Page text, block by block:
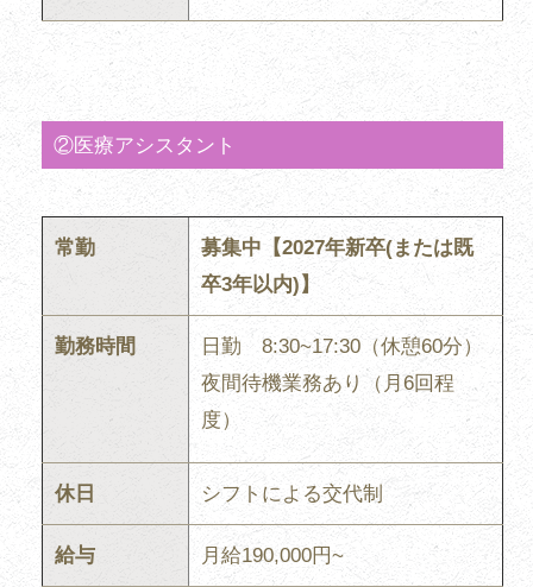
②医療アシスタント
常勤
募集中【2027年新卒(または既
卒3年以内)】
勤務時間
日勤 8:30~17:30（休憩60分）
夜間待機業務あり（月6回程
度）
休日 シフトによる交代制
給与 月給190,000円~